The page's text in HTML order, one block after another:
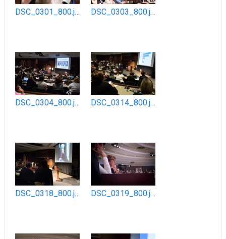
DSC_0301_800.jpg DSC_0303_800.jpg
DSC_0304_800.jpg DSC_0314_800.jpg
DSC_0318_800.jpg DSC_0319_800.jpg